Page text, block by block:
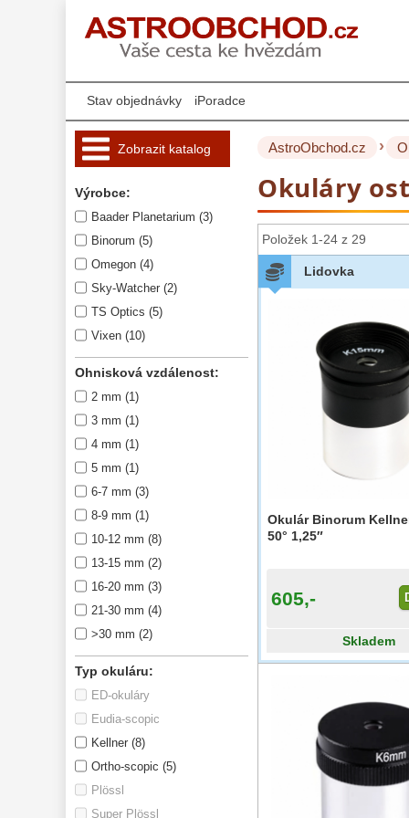
Stav objednávky iPoradce
Zobrazit katalog
dalekohledy
Okuláry
Plössl a Super
Plössl
120
Širokoúhlé WA
(52°-60°)
UWA (80°-98°) 22
XWA (100°-120°)
Planetární
ZOOM
ED a Flat Field
Speciální
Ostatní
Barlow 65
Filtry 180
AstroFoto
Komponenty
Příslušenství
Montáže
Zrcátka a hranoly
Pozorovací
dalekohledy
Výrobce:
Baader Planetarium (3)
Binorum (5)
Omegon (4)
Sky-Watcher (2)
TS Optics (5)
Vixen (10)
Ohnisková vzdálenost:
2 mm (1)
3 mm (1)
4 mm (1)
5 mm (1)
6-7 mm (3)
8-9 mm (1)
10-12 mm (8)
13-15 mm (2)
16-20 mm (3)
21-30 mm (4)
>30 mm (2)
Typ okuláru:
ED-okuláry
Eudia-scopic
Kellner (8)
Ortho-scopic (5)
Plössl
Super Plössl
AstroObchod.cz ›
Okuláry
Položek 1-24 z 29
Lidovka
Okulár Binorum
50° 1,25″
605,-
Skladem